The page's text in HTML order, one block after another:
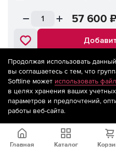
57 600
Модуль ПЗ.XML из Pilot
годовая) (с НДС) (КВЕРТА)
ASCON_PPO1_ОО-0062114
Возврат НДС 22%
Доставка на почту 19
Главная Каталог
Продолжая использовать данный
вы соглашаетесь с тем, что
Softline может использовать
в целях хранения ваших
параметров и предпочтений,
работы веб-сайта.